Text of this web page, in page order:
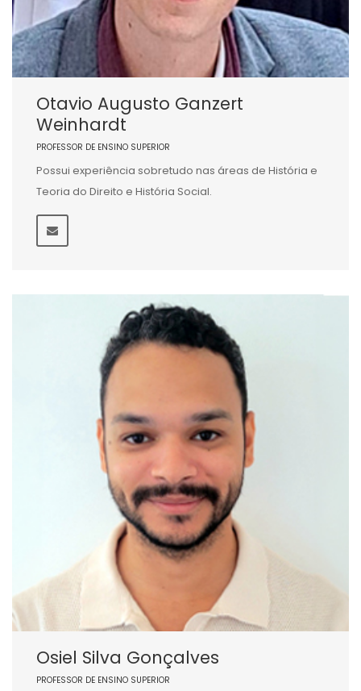
Otavio Augusto Ganzert
Weinhardt
PROFESSOR DE ENSINO SUPERIOR
Possui experiência sobretudo nas áreas de História e
Teoria do Direito e História Social.
Osiel Silva Gonçalves
PROFESSOR DE ENSINO SUPERIOR